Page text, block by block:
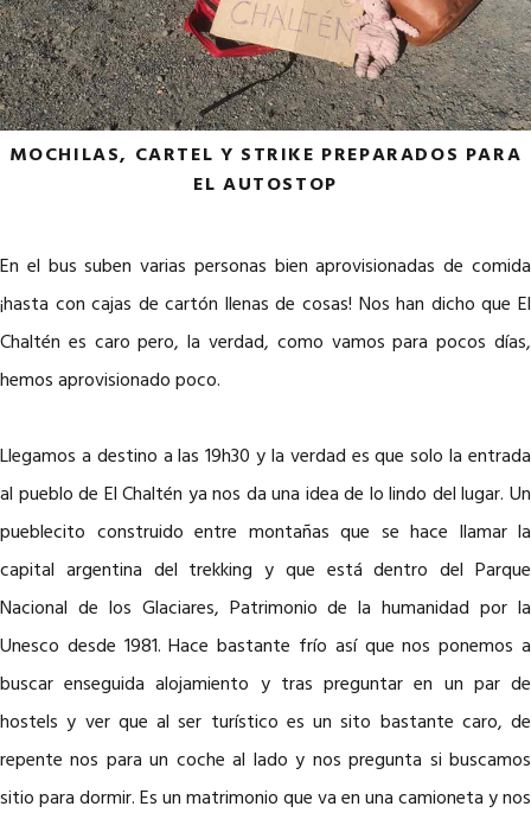
MOCHILAS, CARTEL Y STRIKE PREPARADOS PARA
EL AUTOSTOP
En el bus suben varias personas bien aprovisionadas de comida
¡hasta con cajas de cartón llenas de cosas! Nos han dicho que El
Chaltén es caro pero, la verdad, como vamos para pocos días,
hemos aprovisionado poco.
Llegamos a destino a las 19h30 y la verdad es que solo la entrada
al pueblo de El Chaltén ya nos da una idea de lo lindo del lugar. Un
pueblecito construido entre montañas que se hace llamar la
capital argentina del trekking y que está dentro del Parque
Nacional de los Glaciares, Patrimonio de la humanidad por la
Unesco desde 1981. Hace bastante frío así que nos ponemos a
buscar enseguida alojamiento y tras preguntar en un par de
hostels y ver que al ser turístico es un sito bastante caro, de
repente nos para un coche al lado y nos pregunta si buscamos
sitio para dormir. Es un matrimonio que va en una camioneta y nos